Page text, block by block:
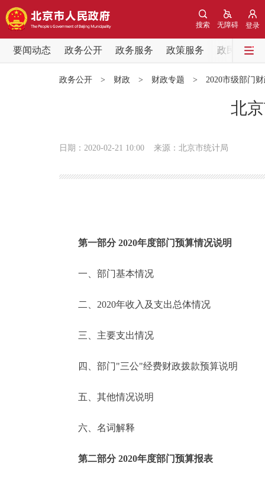
登录
无障碍
搜索
要闻动态 政务公开 政务服务 政策服务
政民互动
便民服务
中介服务
政民互动
政务公开 > 财政 > 财政专题 > 2020市级部门
北
日期：2020-02-21 10:00 来源：北京市统计局
第一部分 2020年度部门预算情况说明
一、部门基本情况
二、2020年收入及支出总体情况
三、主要支出情况
四、部门"三公"经费财政拨款预算说明
五、其他情况说明
六、名词解释
第二部分 2020年度部门预算报表